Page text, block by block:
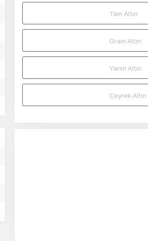
Tam Altın
Gram Altın
Yarım Altın
Çeyrek Altın